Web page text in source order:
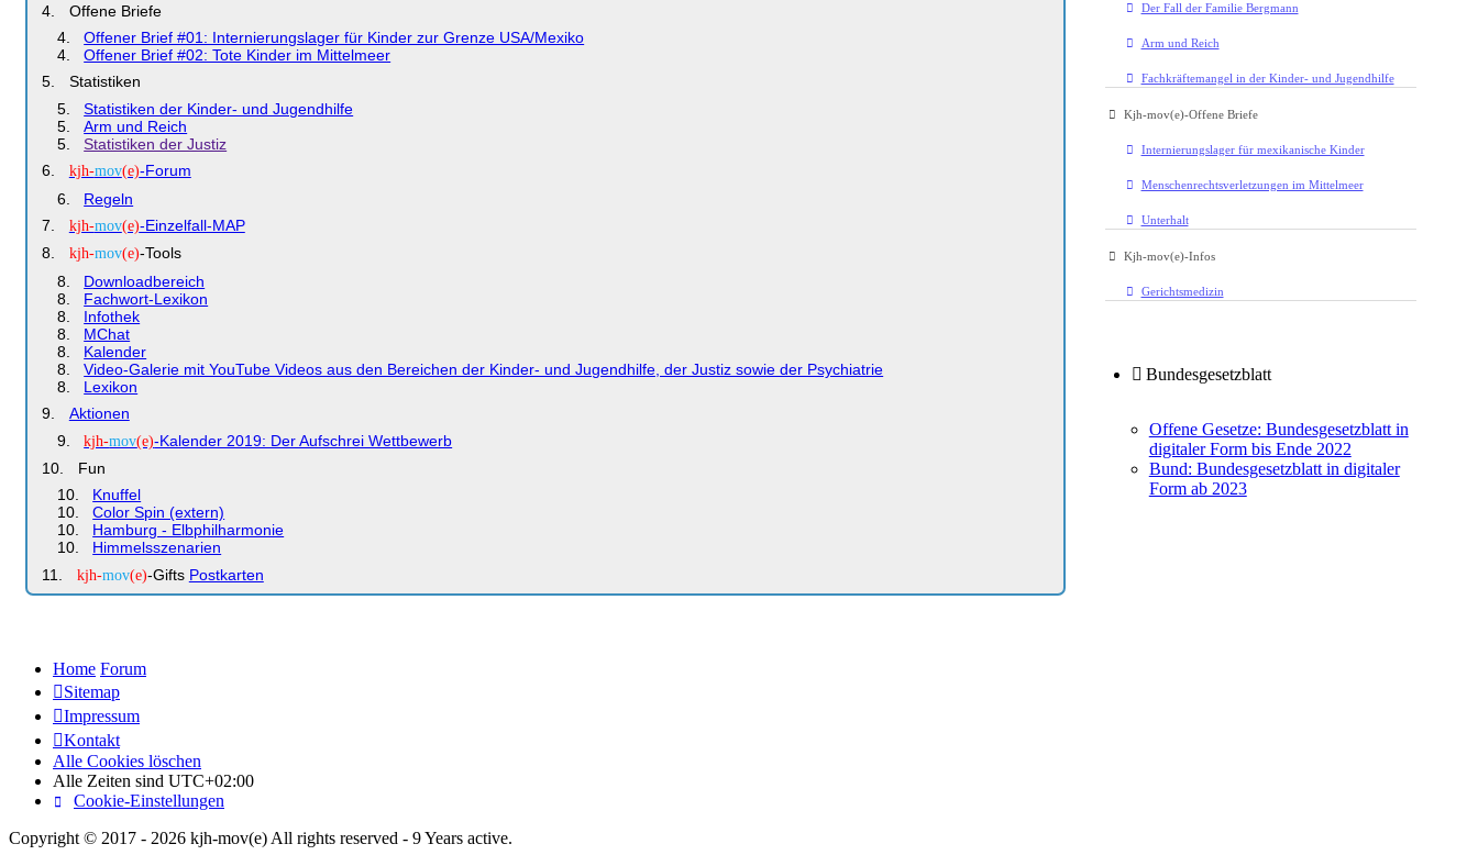
Offene Briefe
Offener Brief #01: Internierungslager für Kinder zur Grenze USA/Mexiko
Offener Brief #02: Tote Kinder im Mittelmeer
Statistiken
Statistiken der Kinder- und Jugendhilfe
Arm und Reich
Statistiken der Justiz
kjh-mov(e)-Forum
Regeln
kjh-mov(e)-Einzelfall-MAP
kjh-mov(e)-Tools
Downloadbereich
Fachwort-Lexikon
Infothek
MChat
Kalender
Video-Galerie mit YouTube Videos aus den Bereichen der Kinder- und Jugendhilfe, der Justiz sowie der Psychiatrie
Lexikon
Aktionen
kjh-mov(e)-Kalender 2019: Der Aufschrei Wettbewerb
Fun
Knuffel
Color Spin (extern)
Hamburg - Elbphilharmonie
Himmelsszenarien
kjh-mov(e)-Gifts Postkarten
Der Fall der Familie Bergmann
Arm und Reich
Fachkräftemangel in der Kinder- und Jugendhilfe
Kjh-mov(e)-Offene Briefe
Internierungslager für mexikanische Kinder
Menschenrechtsverletzungen im Mittelmeer
Unterhalt
Kjh-mov(e)-Infos
Gerichtsmedizin
Bundesgesetzblatt
Offene Gesetze: Bundesgesetzblatt in
digitaler Form bis Ende 2022
Bund: Bundesgesetzblatt in digitaler
Form ab 2023
Home Forum
Sitemap
Impressum
Kontakt
Alle Cookies löschen
Alle Zeiten sind UTC+02:00
Cookie-Einstellungen
Copyright © 2017 - 2026 kjh-mov(e) All rights reserved - 9 Years active.